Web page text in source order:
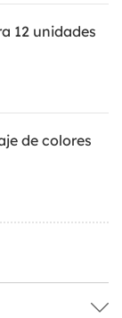
12 unidades
de colores